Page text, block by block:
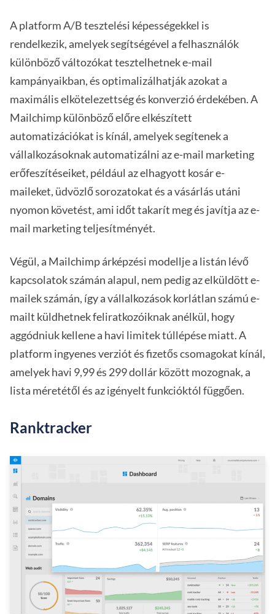
A platform A/B tesztelési képességekkel is
rendelkezik, amelyek segítségével a felhasználók
különböző változókat tesztelhetnek e-mail
kampányaikban, és optimalizálhatják azokat a
maximális elkötelezettség és konverzió érdekében. A
Mailchimp különböző előre elkészített
automatizációkat is kínál, amelyek segítenek a
vállalkozásoknak automatizálni az e-mail marketing
erőfeszítéseiket, például az elhagyott kosár e-
maileket, üdvözlő sorozatokat és a vásárlás utáni
nyomon követést, ami időt takarít meg és javítja az e-
mail marketing teljesítményét.
Végül, a Mailchimp árképzési modellje a listán lévő
kapcsolatok számán alapul, nem pedig az elküldött e-
mailek számán, így a vállalkozások korlátlan számú e-
mailt küldhetnek feliratkozóiknak anélkül, hogy
aggódniuk kellene a havi limitek túllépése miatt. A
platform ingyenes verziót és fizetős csomagokat kínál,
amelyek havi 9,99 és 299 dollár között mozognak, a
lista méretétől és az igényelt funkcióktól függően.
Ranktracker